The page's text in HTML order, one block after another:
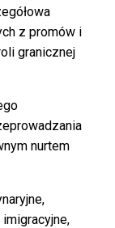
z promów i
granicznej
nurtem